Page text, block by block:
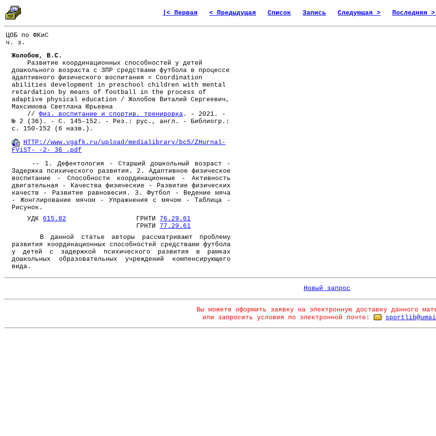
|< Первая < Предыдущая Список Запись Следующая > Последняя >|
ЦОБ по ФКиС
ч. з.
Жолобов, В.С.
Развитие координационных способностей у детей
дошкольного возраста с ЗПР средствами футбола в процессе
адаптивного физического воспитания = Coordination
abilities development in preschool children with mental
retardation by means of football in the process of
adaptive physical education / Жолобов Виталий Сергеевич,
Максимова Светлана Юрьевна
// Физ. воспитание и спортив. тренировка . - 2021. -
№ 2 (36). - С. 145-152. - Рез.: рус., англ. - Библиогр.:
с. 150-152 (6 назв.).
HTTP://www.vgafk.ru/upload/medialibrary/bc5/ZHurnal-
FViST-_-2-_36_.pdf
-- 1. Дефектология - Старший дошкольный возраст -
Задержка психического развития. 2. Адаптивное физическое
воспитание - Способности координационные - Активность
двигательная - Качества физические - Развитие физических
качеств - Развитие равновесия. 3. Футбол - Ведение мяча
- Жонглирование мячом - Упражнения с мячом - Таблица -
Рисунок.
УДК 615.82 ГРНТИ 76.29.61
ГРНТИ 77.29.61
В данной статье авторы рассматривают проблему
развития координационных способностей средствами футбола
у детей с задержкой психического развития в рамках
дошкольных образовательных учреждений компенсирующего
вида.
Новый запрос
Вы можете оформить заявку на электронную доставку данного
или запросить условия по электронной почте: